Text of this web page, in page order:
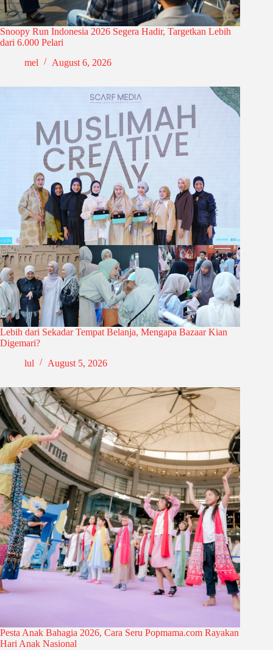
Snoopy Run Indonesia 2026 Segera Hadir, Targetkan Lebih
dari 6.000 Pelari
mel
August 6, 2026
Lebih dari Sekadar Tempat Belanja, Mengapa Bazaar Kian
Digemari?
lul
August 5, 2026
Pesta Anak Bahagia 2026, Cara Seru Popmama.com Rayakan
Hari Anak Nasional